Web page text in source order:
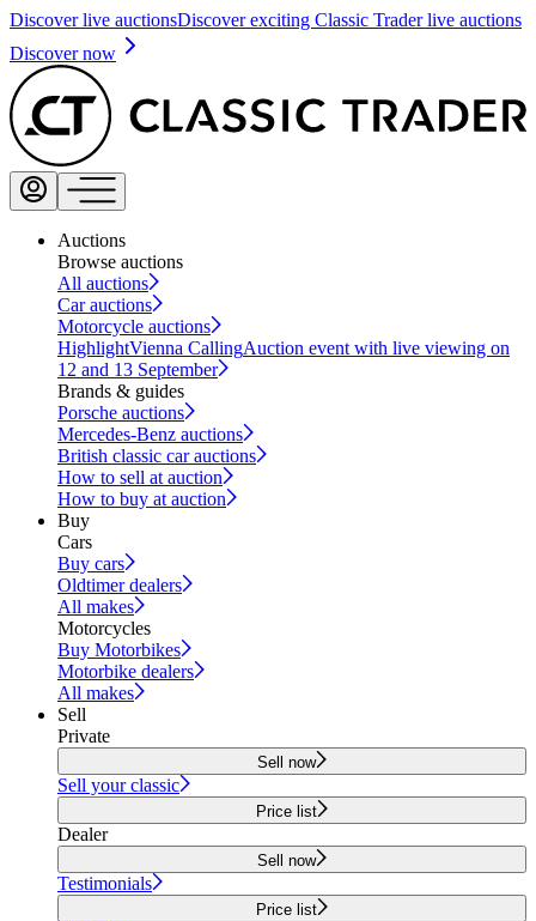
Discover live auctionsDiscover exciting Classic Trader live auctions
Discover now
Auctions
Browse auctions
All auctions
Car auctions
Motorcycle auctions
HighlightVienna CallingAuction event with live viewing on
12 and 13 September
Brands & guides
Porsche auctions
Mercedes-Benz auctions
British classic car auctions
How to sell at auction
How to buy at auction
Buy
Cars
Buy cars
Oldtimer dealers
All makes
Motorcycles
Buy Motorbikes
Motorbike dealers
All makes
Sell
Private
Sell now
Sell your classic
Price list
Dealer
Sell now
Testimonials
Price list